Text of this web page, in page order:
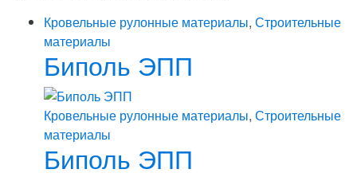
Кровельные рулонные материалы, Строительные
материалы
Биполь ЭПП
Кровельные рулонные материалы, Строительные
материалы
Биполь ЭПП